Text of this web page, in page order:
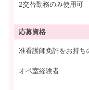
2交替勤務のみ使用可
応募資格
准看護師免許をお持ち
オペ室経験者